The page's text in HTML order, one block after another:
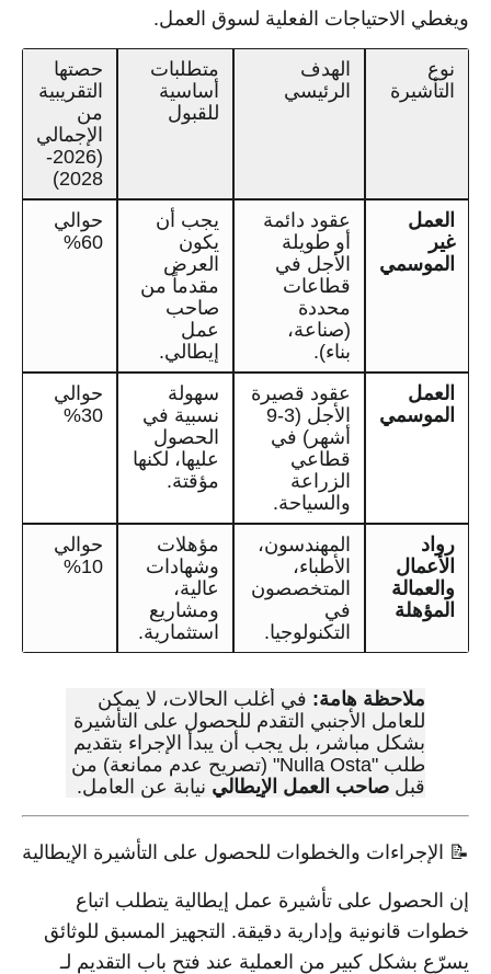
ويغطي الاحتياجات الفعلية لسوق العمل.
نوع
التأشيرة
الهدف
الرئيسي
متطلبات
أساسية
للقبول
حصتها
التقريبية
من
الإجمالي
(2026-
2028)
العمل
غير
الموسمي
عقود دائمة
أو طويلة
الأجل في
قطاعات
محددة
(صناعة،
بناء).
يجب أن
يكون
العرض
مقدماً من
صاحب
عمل
إيطالي.
حوالي
العمل
الموسمي
عقود قصيرة
الأجل (3-9
أشهر) في
قطاعي
الزراعة
والسياحة.
سهولة
نسبية في
الحصول
عليها، لكنها
مؤقتة.
حوالي
رواد
الأعمال
والعمالة
المؤهلة
المهندسون،
الأطباء،
المتخصصون
في
التكنولوجيا.
مؤهلات
وشهادات
عالية،
ومشاريع
استثمارية.
حوالي
ملاحظة هامة:في أغلب الحالات، لا يمكن
للعامل الأجنبي التقدم للحصول على التأشيرة
بشكل مباشر، بل يجب أن يبدأ الإجراء بتقديم
طلب "Nulla Osta" (تصريح عدم ممانعة) من
قبلصاحب العمل الإيطالينيابة عن العامل.
📝 الإجراءات والخطوات للحصول على التأشيرة الإيطالية
إن الحصول على تأشيرة عمل إيطالية يتطلب اتباع
خطوات قانونية وإدارية دقيقة. التجهيز المسبق للوثائق
يسرّع بشكل كبير من العملية عند فتح باب التقديم لـ